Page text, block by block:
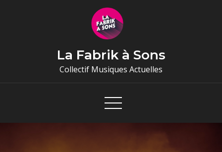
La Fabrik à Sons
Collectif Musiques Actuelles